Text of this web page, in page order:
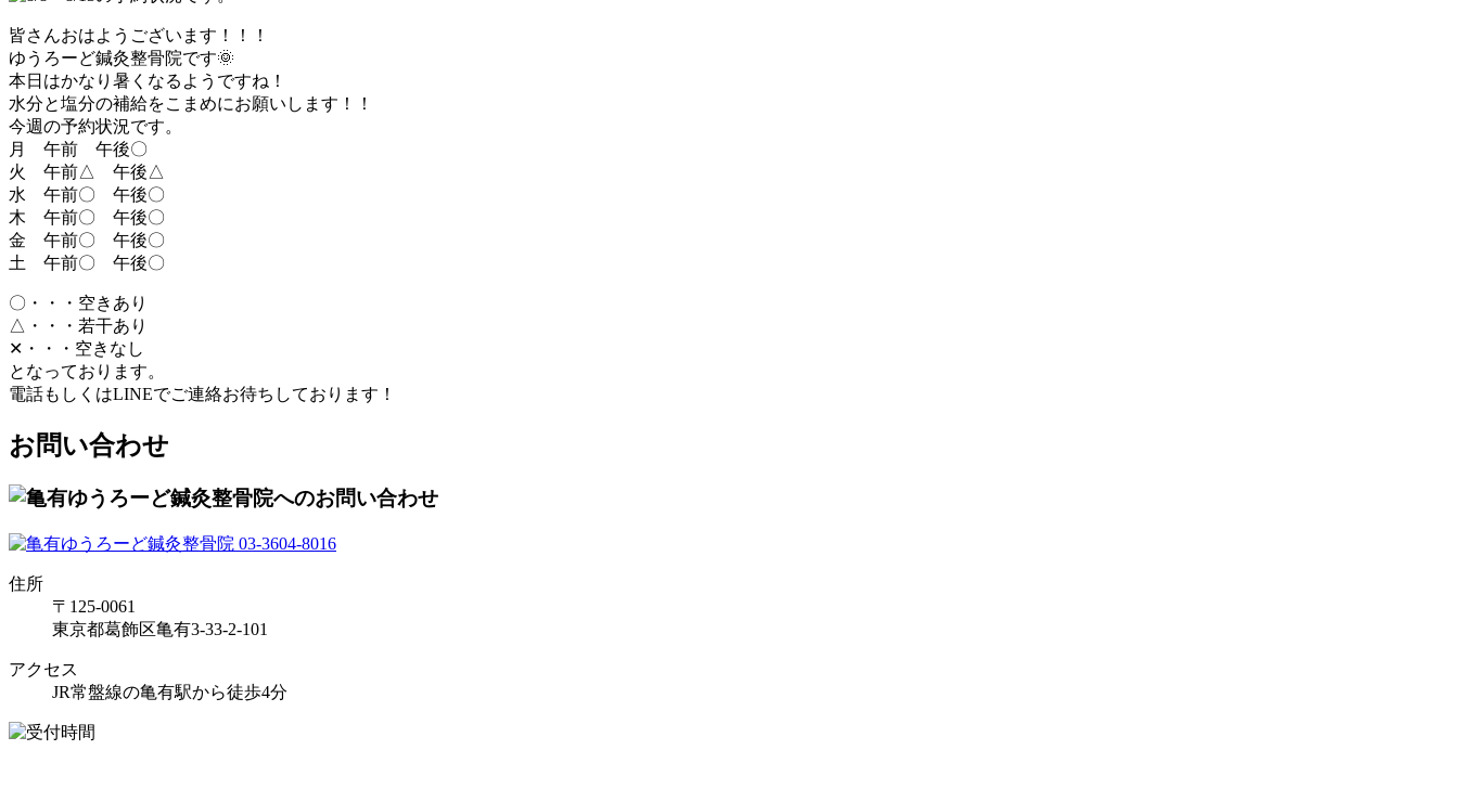
皆さんおはようございます！！！
ゆうろーど鍼灸整骨院です🌞
本日はかなり暑くなるようですね！
水分と塩分の補給をこまめにお願いします！！
今週の予約状況です。
月 午前 午後〇
火 午前△ 午後△
水 午前〇 午後〇
木 午前〇 午後〇
金 午前〇 午後〇
土 午前〇 午後〇
〇・・・空きあり
△・・・若干あり
✕・・・空きなし
となっております。
電話もしくはLINEでご連絡お待ちしております！
お問い合わせ
住所
〒125-0061
東京都葛飾区亀有3-33-2-101
アクセス
JR常盤線の亀有駅から徒歩4分